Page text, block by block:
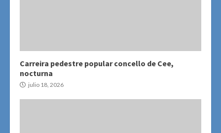
Carreira pedestre popular concello de Cee,
nocturna
julio 18, 2026